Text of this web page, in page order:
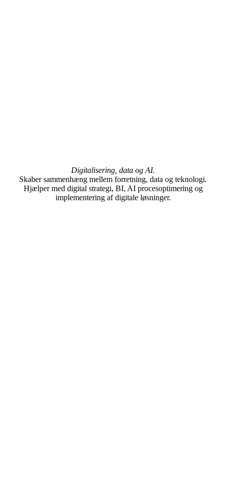
Digitalisering, data og AI.
Skaber sammenhæng mellem forretning, data og teknologi.
Hjælper med digital strategi, BI, AI procesoptimering og
implementering af digitale løsninger.